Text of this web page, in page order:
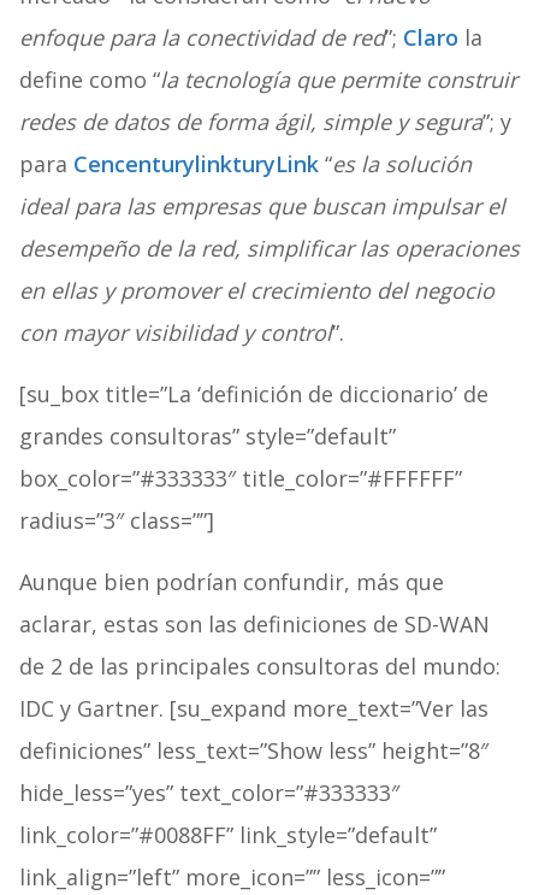
enfoque para la conectividad de red”; Claro la
define como “la tecnología que permite construir
redes de datos de forma ágil, simple y segura”; y
para CencenturylinkturyLink“es la solución
ideal para las empresas que buscan impulsar el
desempeño de la red, simplificar las operaciones
en ellas y promover el crecimiento del negocio
con mayor visibilidad y control”.
[su_box title=”La ‘definición de diccionario’ de
grandes consultoras” style=”default”
box_color=”#333333″ title_color=”#FFFFFF”
radius=”3″ class=””]
Aunque bien podrían confundir, más que
aclarar, estas son las definiciones de SD-WAN
de 2 de las principales consultoras del mundo:
IDC y Gartner. [su_expand more_text=”Ver las
definiciones” less_text=”Show less” height=”8″
hide_less=”yes” text_color=”#333333″
link_color=”#0088FF” link_style=”default”
link_align=”left” more_icon=”” less_icon=””